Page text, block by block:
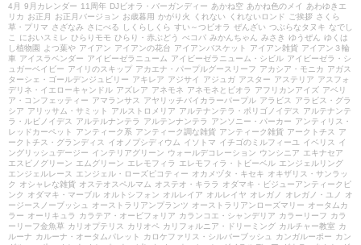
4月 9月カレンダー 11周年 DJビオラ・バーガンディー あかね空 あかね色のメイ
あわゆきエ
リカ お正月 お正月バージョン お歳暮用 かがり火 くれない くれないロンド ご挨拶 さくら
草・プリマ さざなみ さにべる しくらしくら すい～つビオラ ぜんざい つぶらなタヌキ なでし
こ
においスミレ ひらりモモ ひらり・赤ぶどう べコパ みかんちゃん みさき ゆうぜん
ゆくは
し植物園
よつ葉や アイアン アイアンの花台 アイアンバスケット アイアン雑貨 アイアン３輪
車 アイスラベンダー アイビーゼラニューム アイビーゼラニューム・シビル アイビーゼラ・シ
ュガーベイビー アイリのスキップ アカエナ・パープルグースリーフ アカシア・モニカ アガス
ターシェ・ゴールデンジュビリー アキレア アジサイ アジュガ アスター アステリア アスフォ
デリネ・イエローキャンドル アズレア アネモネ アネモネとビオラ アフリカンアイズ アベリ
ア・コンフェッティー アマランサス アヤリッチバイカラーパープル アラビス
アラビス・グラ
シア アリッサム・サミット アルストロメリア アルテナンテラ・ポリゴノイデス
アルテナンテ
ラ・ルビノイデス
アルテルナンテラ アルテンナンテラ アンソニー・パーカー アンティリス・
レッドカーペット
アンティーク系 アンティーク調な雑貨 アンティーク雑貨 アークトチス
ア
ークトチス・グランディス
イオノプシディウム イソトマ イチゴのミルフィーユ イベリス
イ
ングリッシュデージー インテリアグリーン ウォールデコレーション ウンシニア エキナセア
エスピノグリーン エムグリーン エレモフィラ エレモフィラ・トビーベル エンジェルリング
エンジェルレース
エンジェル・ローズピコティー オカメヅタ・キセキ オキザリス・サンラッ
ク
オシャレな雑貨 オステオスペルマム オステオ・キララ
オダマキ・ビジューアンティークピ
ンク
オダマキ・マーブル オルトシフォン オルレイア オルレイヤ オレガノ オレガノ・ユノ
オ
ージースノーブッシュ
オーストラリアンプランツ オーストラリアンローズマリー オータムカ
ラー オーリキュラ カラテア・オービフォリア カランコエ・シャンデリア カラーリーフ カラ
ーリーフ金魚草 カリオプテリス カリオペ カリフォルニア・ドリーミング カルチャー教室 カ
ルーナ カルーナ・オータムパレット カロケファリス・シルバーブッシュ カンガルーポー カン